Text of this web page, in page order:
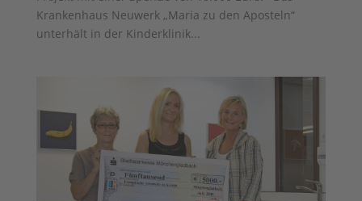
Krankenhaus Neuwerk „Maria zu den Aposteln“
unterhält in der Kinderklinik...